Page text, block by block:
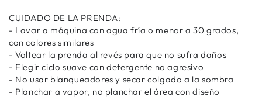
CUIDADO DE LA PRENDA:
- Lavar a máquina con agua fría o menor a 30 grados,
con colores similares
- Voltear la prenda al revés para que no sufra daños
- Elegir ciclo suave con detergente no agresivo
- No usar blanqueadores y secar colgado a la sombra
- Planchar a vapor, no planchar el área con diseño